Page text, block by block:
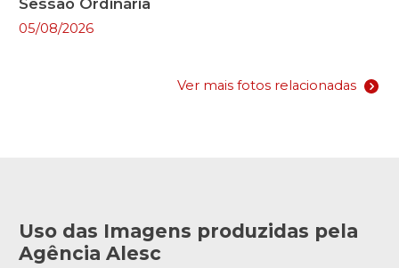
Sessão Ordinária
05/08/2026
Ver mais fotos relacionadas
Uso das Imagens produzidas pela
Agência Alesc